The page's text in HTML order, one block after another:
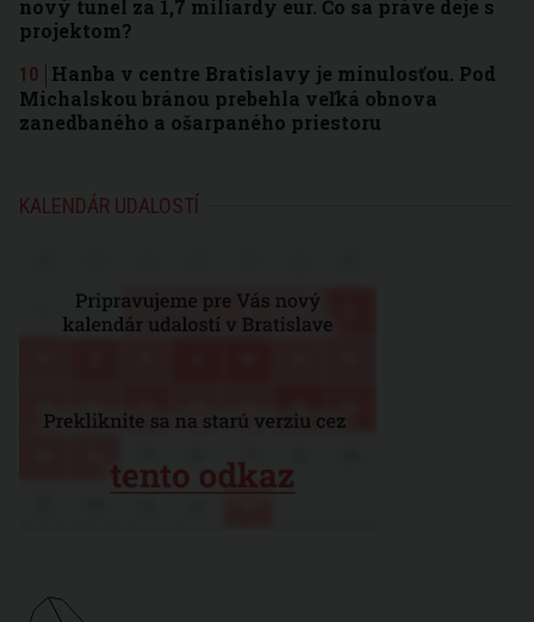
nový tunel za 1,7 miliardy eur. Čo sa práve deje s
projektom?
Hanba v centre Bratislavy je minulosťou. Pod
Michalskou bránou prebehla veľká obnova
zanedbaného a ošarpaného priestoru
KALENDÁR UDALOSTÍ